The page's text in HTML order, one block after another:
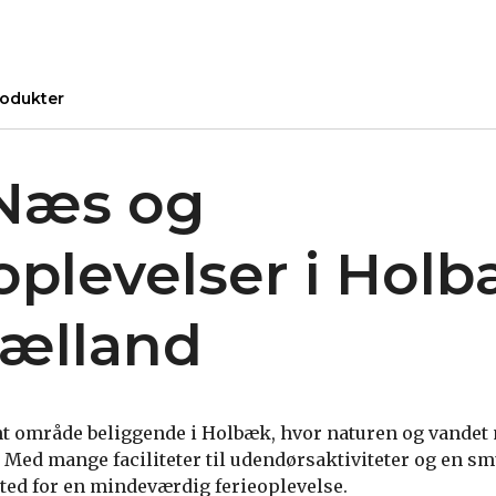
og
i
område beliggende i Holbæk, hvor naturen og vandet
mange faciliteter til udendørsaktiviteter og en
for en mindeværdig ferieoplevelse.